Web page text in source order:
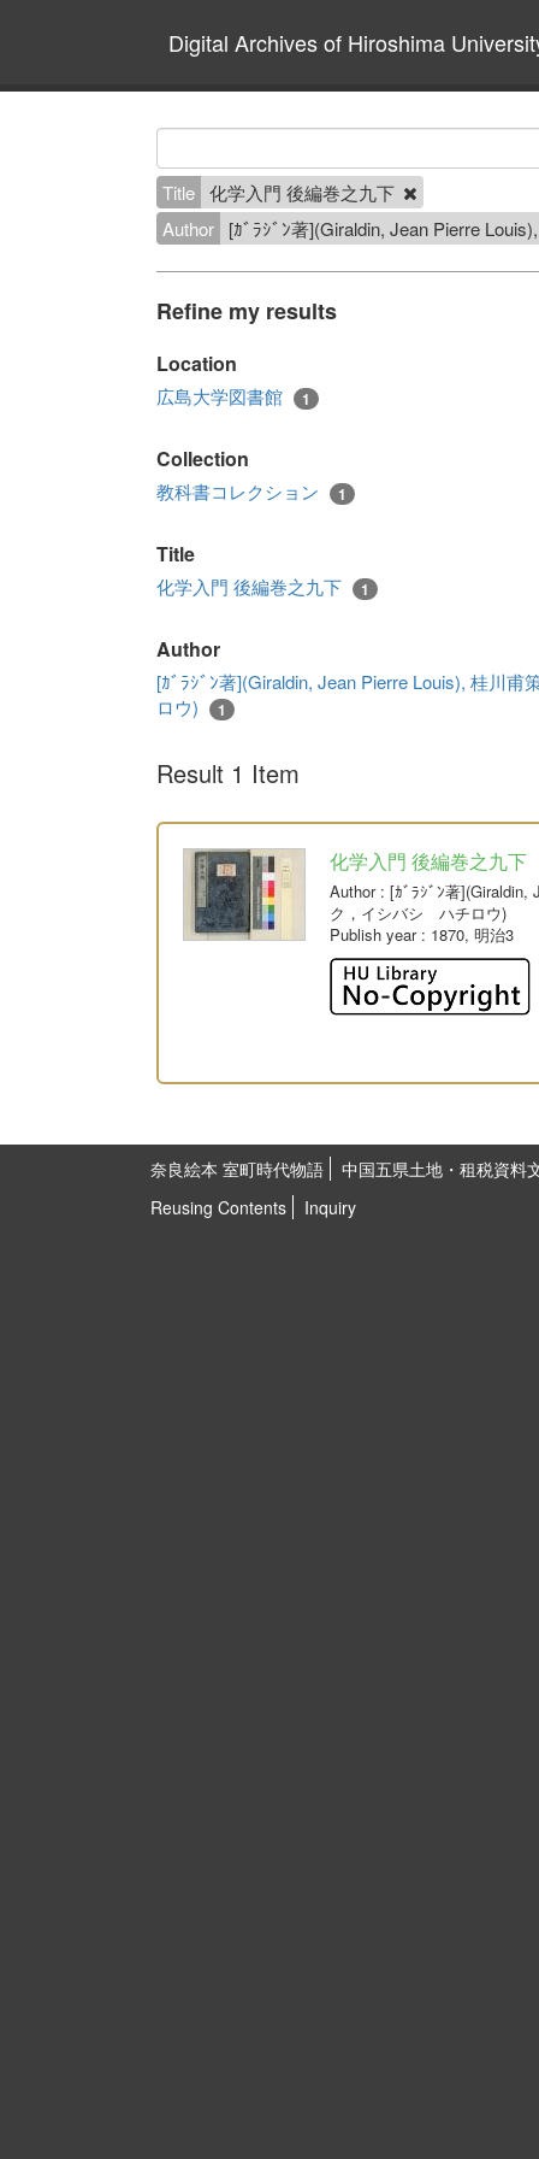
Digital Archives of Hiroshima
Title 化学入門 後編巻之九下
Author
[ｶﾞﾗｼﾞﾝ著](Giraldin, Jean Pierre
Refine my results
Location
広島大学図書館 1
Collection
教科書コレクション 1
Title
化学入門 後編巻之九下 1
Author
[ｶﾞﾗｼﾞﾝ著](Giraldin, Jean Pierre Louis), 桂川
ロウ)
1
Result 1 Item
化学入門 後編巻之九下
Author: [ｶﾞﾗｼﾞﾝ著](Giraldin,
ク，イシバシ ハチロウ)
Publish year: 1870, 明治3
奈良絵本 室町時代物語
中国五県土地・租税資料
Reusing Contents
Inquiry